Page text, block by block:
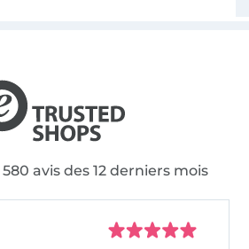
avis des 12 derniers mois